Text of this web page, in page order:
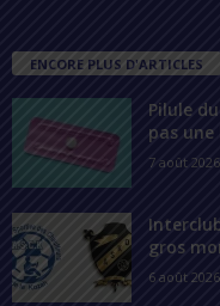
ENCORE PLUS D'ARTICLES
Pilule
pas
7 août 2026
gros
6 août 2026